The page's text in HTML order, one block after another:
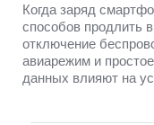
Когда заряд
способов продлить
отключение
авиарежим и
данных влияют на